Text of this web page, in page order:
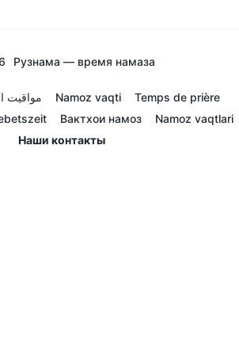
Рузнама — время намаза
مواقيت Namoz vaqti
Temps de prière
Вактхои намоз
Namoz vaqtlari
Наши контакты